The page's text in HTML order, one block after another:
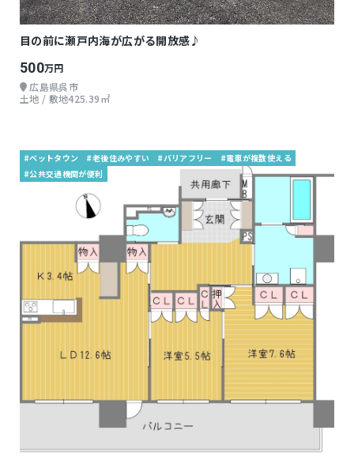
目の前に瀬戸内海が広がる開放感♪
500万円
広島県呉市
土地 / 敷地425.39㎡
#ベットタウン #老後住みやすい #バリアフリー
#電車が複数使える
#公共交通機関が便利